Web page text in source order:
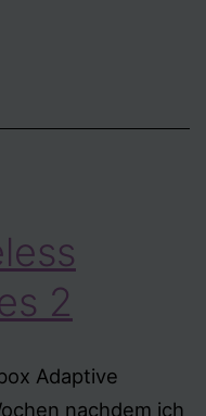
2
Adaptive
nachdem ich